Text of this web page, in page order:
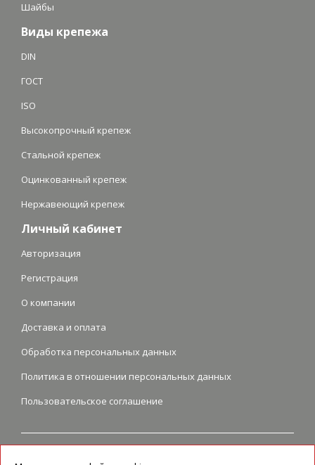
Шайбы
Виды крепежа
DIN
ГОСТ
ISO
Высокопрочный крепеж
Стальной крепеж
Оцинкованный крепеж
Нержавеющий крепеж
Личный кабинет
Авторизация
Регистрация
О компании
Доставка и оплата
Обработка персональных данных
Политика в отношении персональных данных
Пользовательское соглашение